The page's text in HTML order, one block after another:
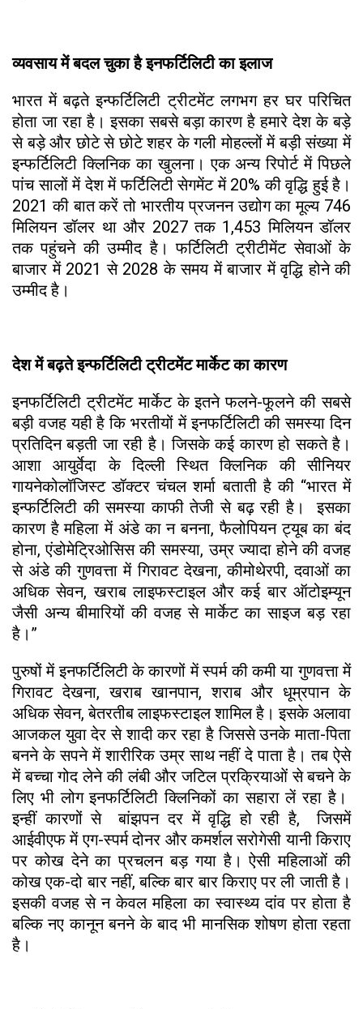
व्यवसाय में बदल चुका है इनफर्टिलिटी का इलाज
भारत में बढ़ते इन्फर्टिलिटी ट्रीटमेंट लगभग हर घर परिचित
होता जा रहा है। इसका सबसे बड़ा कारण है हमारे देश के बड़े
से बड़े और छोटे से छोटे शहर के गली मोहल्लों में बड़ी संख्या में
इन्फर्टिलिटी क्लिनिक का खुलना। एक अन्य रिपोर्ट में पिछले
पांच सालों में देश में फर्टिलिटी सेगमेंट में 20% की वृद्धि हुई है।
2021 की बात करें तो भारतीय प्रजनन उद्योग का मूल्य 746
मिलियन डॉलर था और 2027 तक 1,453 मिलियन डॉलर
तक पहुंचने की उम्मीद है। फर्टिलिटी ट्रीटीमेंट सेवाओं के
बाजार में 2021 से 2028 के समय में बाजार में वृद्धि होने की
उम्मीद है।
देश में बढ़ते इन्फर्टिलिटी ट्रीटमेंट मार्केट का कारण
इनफर्टिलिटी ट्रीटमेंट मार्केट के इतने फलने-फूलने की सबसे
बड़ी वजह यही है कि भरतीयों में इनफर्टिलिटी की समस्या दिन
प्रतिदिन बड़ती जा रही है। जिसके कई कारण हो सकते है।
आशा आयुर्वेदा के दिल्ली स्थित क्लिनिक की सीनियर
गायनेकोलॉजिस्ट डॉक्टर चंचल शर्मा बताती है की “भारत में
इन्फर्टिलिटी की समस्या काफी तेजी से बढ़ रही है। इसका
कारण है महिला में अंडे का न बनना, फैलोपियन ट्यूब का बंद
होना, एंडोमेट्रिओसिस की समस्या, उम्र ज्यादा होने की वजह
से अंडे की गुणवत्ता में गिरावट देखना, कीमोथेरपी, दवाओं का
अधिक सेवन, खराब लाइफस्टाइल और कई बार ऑटोइम्यून
जैसी अन्य बीमारियों की वजह से मार्केट का साइज बड़ रहा
है।”
पुरुषों में इनफर्टिलिटी के कारणों में स्पर्म की कमी या गुणवत्ता में
गिरावट देखना, खराब खानपान, शराब और धूम्रपान के
अधिक सेवन, बेतरतीब लाइफस्टाइल शामिल है। इसके अलावा
आजकल युवा देर से शादी कर रहा है जिससे उनके माता-पिता
बनने के सपने में शारीरिक उम्र साथ नहीं दे पाता है। तब ऐसे
में बच्चा गोद लेने की लंबी और जटिल प्रक्रियाओं से बचने के
लिए भी लोग इनफर्टिलिटी क्लिनिकों का सहारा लें रहा है।
इन्हीं कारणों से बांझपन दर में वृद्धि हो रही है, जिसमें
आईवीएफ में एग-स्पर्म दोनर और कमर्शल सरोगेसी यानी किराए
पर कोख देने का प्रचलन बड़ गया है। ऐसी महिलाओं की
कोख एक-दो बार नहीं, बल्कि बार बार किराए पर ली जाती है।
इसकी वजह से न केवल महिला का स्वास्थ्य दांव पर होता है
बल्कि नए कानून बनने के बाद भी मानसिक शोषण होता रहता
है।